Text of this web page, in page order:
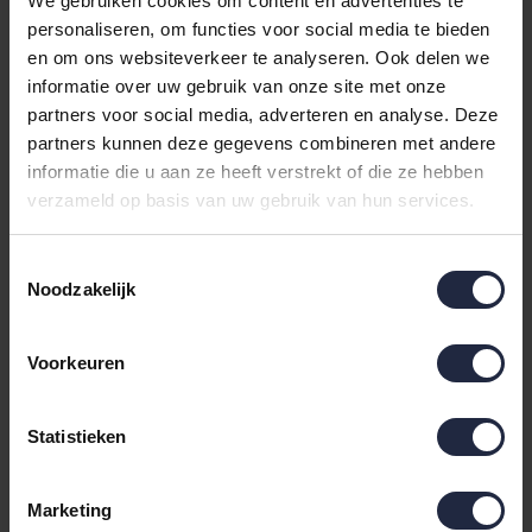
personaliseren, om functies voor social media te bieden
en om ons websiteverkeer te analyseren. Ook delen we
informatie over uw gebruik van onze site met onze
partners voor social media, adverteren en analyse. Deze
partners kunnen deze gegevens combineren met andere
informatie die u aan ze heeft verstrekt of die ze hebben
verzameld op basis van uw gebruik van hun services.
Noodzakelijk
Voorkeuren
Statistieken
Marketing
stof willen die dagelijks prettig aanvoelt. De stof wordt
gemaakt van 100 procentkatoenen geweven in een
diagonale twillstructuur. Dat zorgt voor een soepel
vallend dekbedovertrek dat steviger aanvoelt dan
perkalen rustiger ligt dan gladde katoenvarianten. In
gebruik betekent dit minder geschuif, meer
warmtebeleving en een stabiel slaapklimaat.
dekbedovertrekken en wat
de twill weving doet met
comfort
katoen twill dekbedovertrekken. In tegenstelling tot